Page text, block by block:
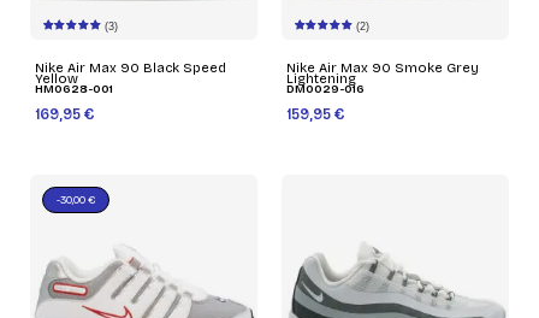
(3)
Nike Air Max 90 Black Speed
Yellow
HM0628-001
169,95 €
(2)
Nike Air Max 90 Smoke Grey
Lightening
DM0029-016
159,95 €
-30,00 €